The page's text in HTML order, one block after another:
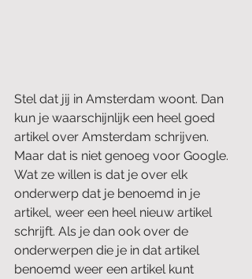
Stel dat jij in Amsterdam woont. Dan
kun je waarschijnlijk een heel goed
artikel over Amsterdam schrijven.
Maar dat is niet genoeg voor Google.
Wat ze willen is dat je over elk
onderwerp dat je benoemd in je
artikel, weer een heel nieuw artikel
schrijft. Als je dan ook over de
onderwerpen die je in dat artikel
benoemd weer een artikel kunt